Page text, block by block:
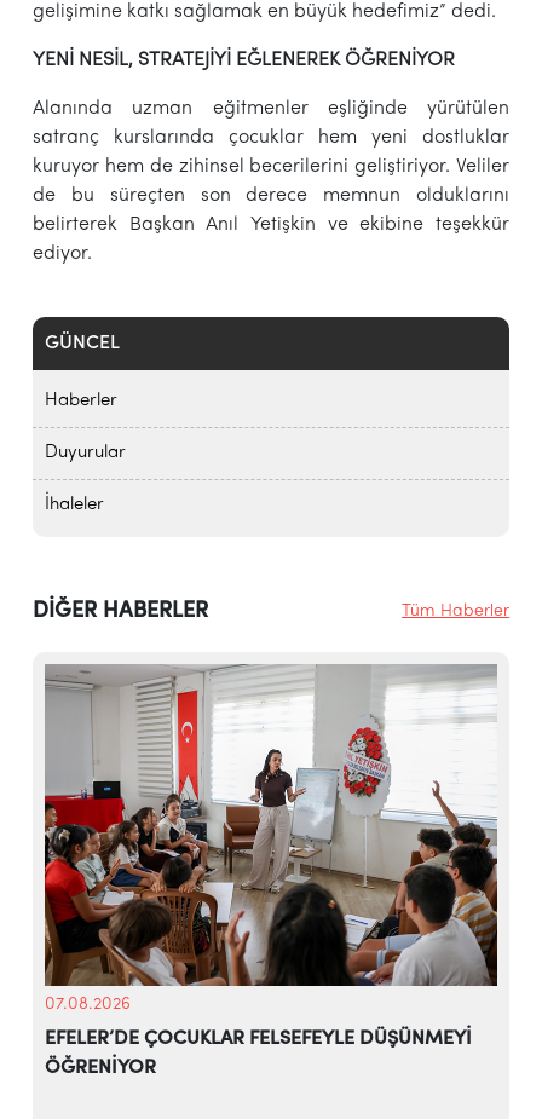
GÜNCEL
Haberler
Duyurular
İhaleler
gelişimine katkı sağlamak en büyük hedefimiz” dedi.
YENİ NESİL, STRATEJİYİ EĞLENEREK ÖĞRENİYOR
Alanında uzman eğitmenler eşliğinde yürütülen
satranç kurslarında çocuklar hem yeni dostluklar
kuruyor hem de zihinsel becerilerini geliştiriyor. Veliler
de bu süreçten son derece memnun olduklarını
belirterek Başkan Anıl Yetişkin ve ekibine teşekkür
ediyor.
DİĞER HABERLER Tüm Haberler
07.08.2026
EFELER’DE ÇOCUKLAR FELSEFEYLE DÜŞÜNMEYİ
ÖĞRENİYOR